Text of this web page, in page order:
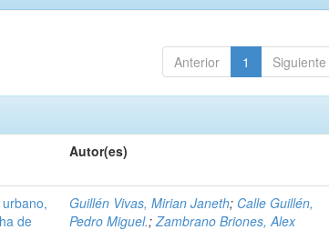
Anterior 1 Siguiente
Autor(es)
de
Guillén Vivas, Mirian Janeth; Calle Guillén,
Pedro Miguel.;Zambrano Briones, Alex